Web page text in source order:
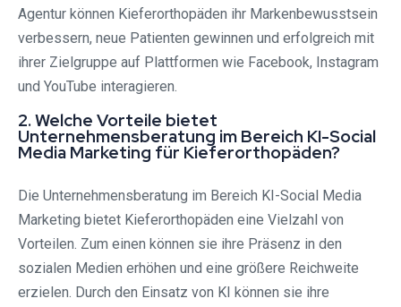
Agentur können Kieferorthopäden ihr Markenbewusstsein
verbessern, neue Patienten gewinnen und erfolgreich mit
ihrer Zielgruppe auf Plattformen wie Facebook, Instagram
und YouTube interagieren.
2. Welche Vorteile bietet
Unternehmensberatung im Bereich KI-Social
Media Marketing für Kieferorthopäden?
Die Unternehmensberatung im Bereich KI-Social Media
Marketing bietet Kieferorthopäden eine Vielzahl von
Vorteilen. Zum einen können sie ihre Präsenz in den
sozialen Medien erhöhen und eine größere Reichweite
erzielen. Durch den Einsatz von KI können sie ihre